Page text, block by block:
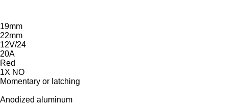
19mm
22mm
12V/24
20A
Red
1X NO
Momentary or latching
Anodized aluminum